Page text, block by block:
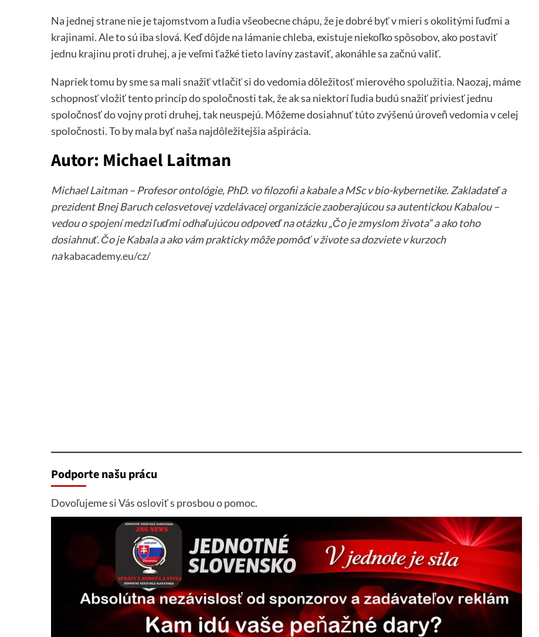
Na jednej strane nie je tajomstvom a ľudia všeobecne chápu, že je dobré byť v mieri s okolitými ľuďmi a
krajinami. Ale to sú iba slová. Keď dôjde na lámanie chleba, existuje niekoľko spôsobov, ako postaviť
jednu krajinu proti druhej, a je veľmi ťažké tieto lavíny zastaviť, akonáhle sa začnú valiť.
Napriek tomu by sme sa mali snažiť vtlačiť si do vedomia dôležitosť mierovéhospolužitia. Naozaj, máme
schopnosť vložiť tento princíp do spoločnosti tak, že ak sa niektorí ľudia budú snažiť priviesť jednu
spoločnosť do vojny proti druhej, tak neuspejú. Môžeme dosiahnuť túto zvýšenú úroveň vedomia v celej
spoločnosti. To by mala byť naša najdôležitejšia ašpirácia.
Autor: Michael Laitman
Michael Laitman – Profesor ontológie, PhD. vo filozofii a kabale a MSc v bio-kybernetike. Zakladateľ a
prezident Bnej Baruch celosvetovej vzdelávacej organizácie zaoberajúcou sa autentickou Kabalou –
vedou o spojení medzi ľuďmi odhaľujúcou odpoveď na otázku „Čo je zmyslom života“ a ako toho
dosiahnuť. Čo je Kabala a ako vám prakticky môže pomôcť v živote sa dozviete v kurzoch
nakabacademy.eu/cz/
Podporte našu prácu
Dovoľujeme si Vás osloviť s prosbou o pomoc.